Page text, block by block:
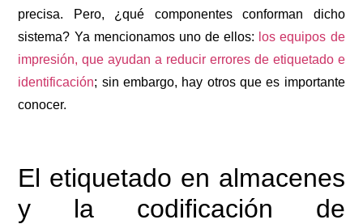
precisa. Pero, ¿qué componentes conforman dicho
sistema? Ya mencionamos uno de ellos: los equipos de
impresión, que ayudan a reducir errores de etiquetado e
identificación; sin embargo, hay otros que es importante
conocer.
El etiquetado en almacenes
y la codificación de